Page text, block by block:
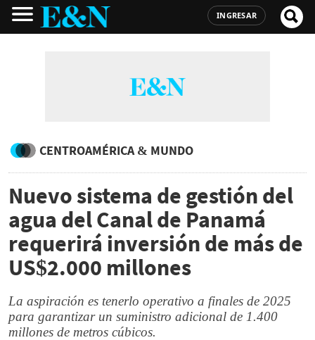
INGRESAR
CENTROAMÉRICA & MUNDO
Nuevo sistema de gestión del
agua del Canal de Panamá
requerirá inversión de más de
US$2.000 millones
La aspiración es tenerlo operativo a finales de 2025
para garantizar un suministro adicional de 1.400
millones de metros cúbicos.